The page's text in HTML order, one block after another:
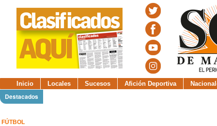
Inicio Locales Sucesos Afición Deportiva
Destacados
FÚTBOL